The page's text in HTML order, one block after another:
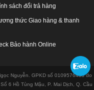
sách đổi trả hàng
thức Giao hàng & thanh
Bảo hành Online
Nguyễn. GPKD số 0109576433 do
6 Hồ Tùng Mậu, P. Mai Dịch, Q. Cầu